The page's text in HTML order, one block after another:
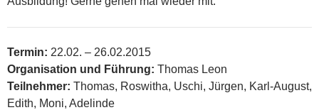
Termin: 22.02. – 26.02.2015
Organisation und Führung: Thomas Leon
Teilnehmer: Thomas, Roswitha, Uschi, Jürgen, Karl-August,
Edith, Moni, Adelinde